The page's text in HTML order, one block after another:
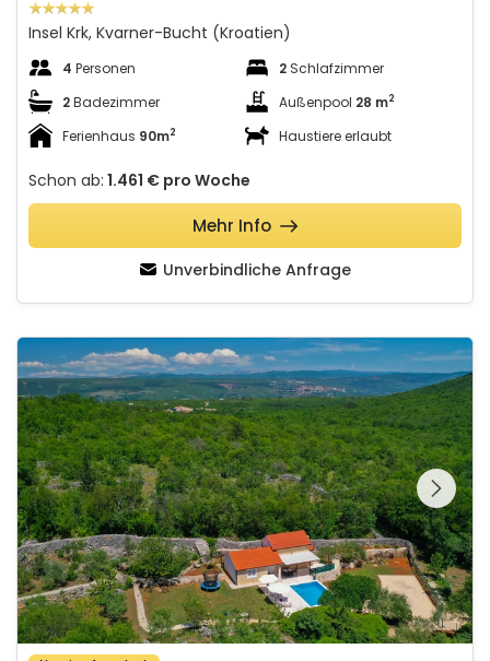
Insel Krk, Kvarner-Bucht (Kroatien)
4 Personen 2 Schlafzimmer
2Badezimmer Außenpool 28 m2
Ferienhaus 90m2 Haustiere erlaubt
Schon ab: 1.461 € pro Woche
Unverbindliche Anfrage
Mehr Info
Villa Primabella in nature with a swimming pool and a
Schauen Sie sich die
gesamte Galerie